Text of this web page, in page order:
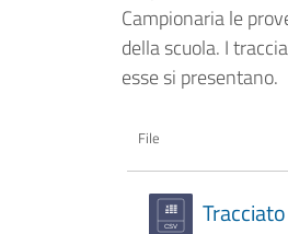
Campionaria le
della scuola. I
esse si presentano.
File